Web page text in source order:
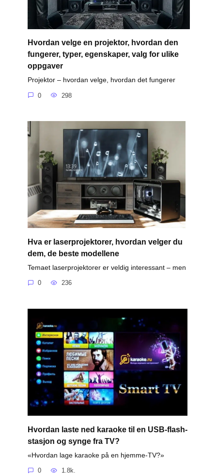
Hvordan velge en projektor, hvordan den
fungerer, typer, egenskaper, valg for ulike
oppgaver
Projektor – hvordan velge, hvordan det fungerer
0 298
Hva er laserprojektorer, hvordan velger du
dem, de beste modellene
Temaet laserprojektorer er veldig interessant – men
0 236
Hvordan laste ned karaoke til en USB-flash-
stasjon og synge fra TV?
«Hvordan lage karaoke på en hjemme-TV?»
0 1.8k.